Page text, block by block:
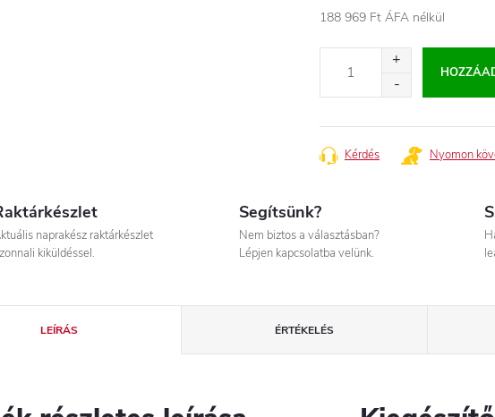
188 969 Ft ÁFA nélkül
Kérdés Nyomon
naprakész raktárkészlet
kiküldéssel.
Segítsünk?
Nem biztos a választásban?
Lépjen kapcsolatba velünk.
LEÍRÁS ÉRTÉKELÉS